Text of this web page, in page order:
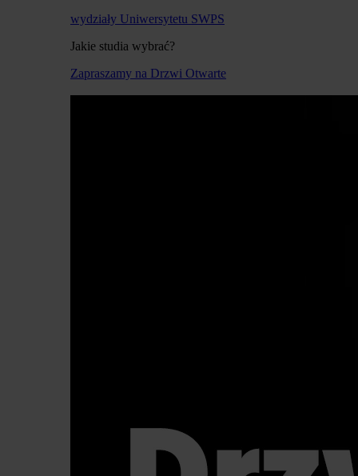
wydziały Uniwersytetu SWPS
Jakie studia wybrać?
Zapraszamy na Drzwi Otwarte